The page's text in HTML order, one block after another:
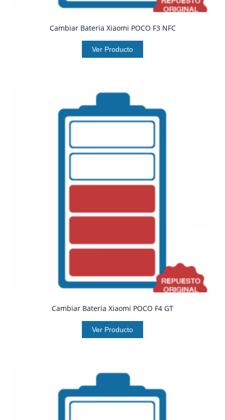
Cambiar Bateria Xiaomi POCO F3 NFC
Ver Producto
Cambiar Bateria Xiaomi POCO F4 GT
Ver Producto